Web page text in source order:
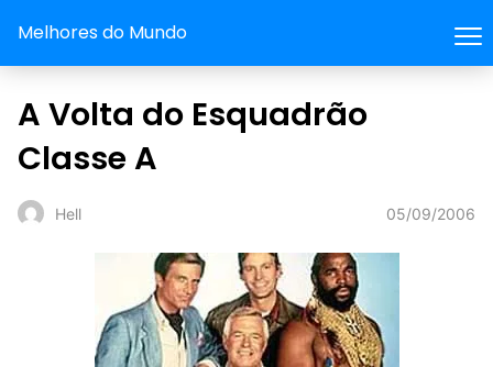
Melhores do Mundo
A Volta do Esquadrão
Classe A
Hell 05/09/2006